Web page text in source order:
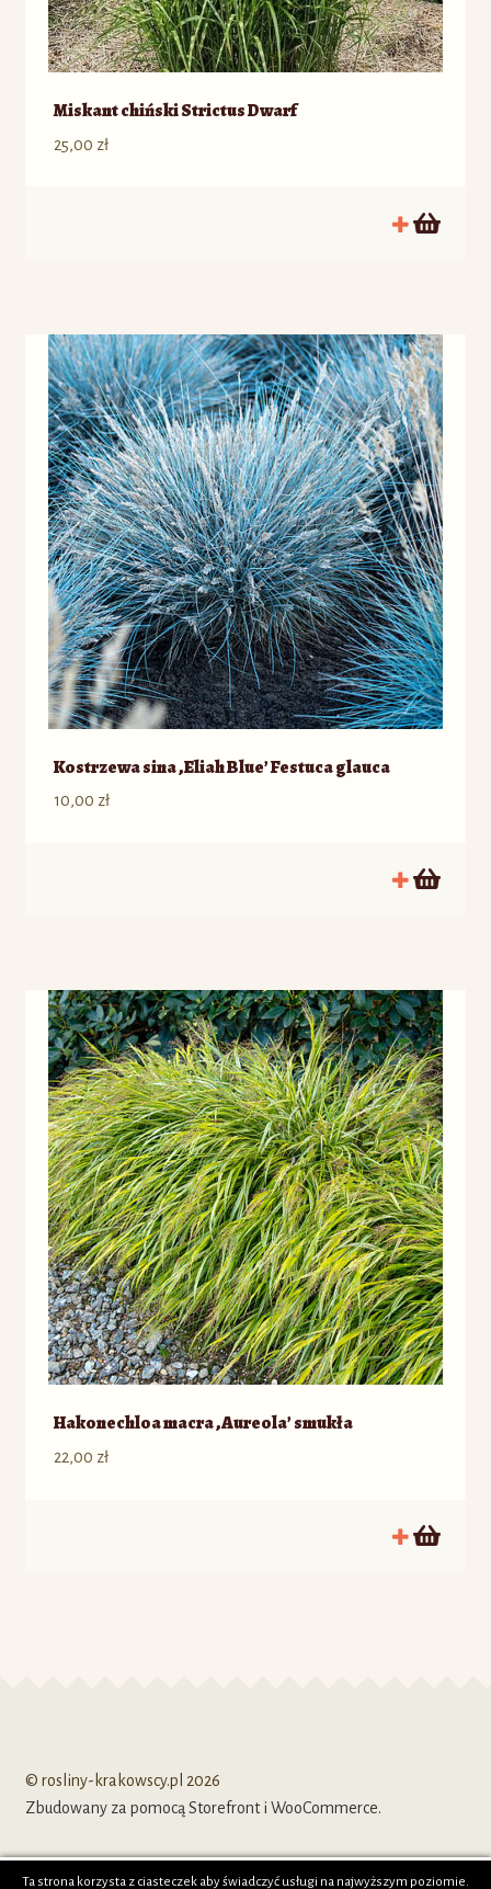
Miskant chiński Strictus Dwarf
25,00 zł
Kostrzewa sina ‚Eliah Blue’ Festuca glauca
10,00 zł
Hakonechloa macra ‚Aureola’ smukła
22,00 zł
© rosliny-krakowscy.pl 2026
Zbudowany za pomocą Storefront i WooCommerce.
0
Ta strona korzysta z ciasteczek aby świadczyć usługi na najwyższym poziomie.